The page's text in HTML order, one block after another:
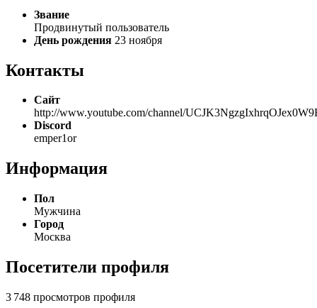
Звание
Продвинутый пользователь
День рождения 23 ноября
Контакты
Сайт
http://www.youtube.com/channel/
Discord
emper1or
Информация
Пол
Мужчина
Город
Москва
Посетители профиля
3 748 просмотров профиля